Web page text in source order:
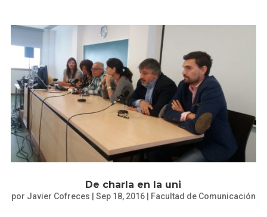
De charla en la uni
por Javier Cofreces Sep 18, 2016| Facultad de Comunicación